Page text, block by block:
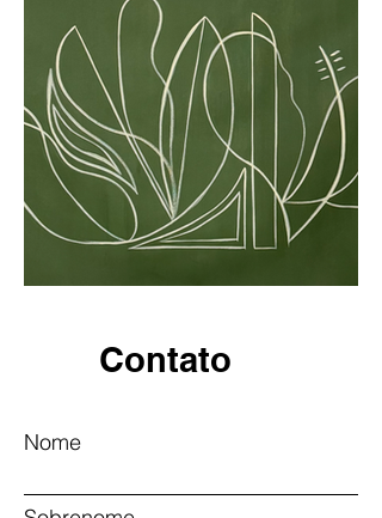
Contato
Nome